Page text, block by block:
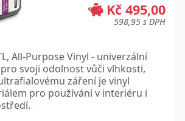
Kč 495,00
598,95 s DPH
All-Purpose Vinyl - univerzální
svoji odolnost vůči vlhkosti,
záření je vinyl
pro používání v interiéru i